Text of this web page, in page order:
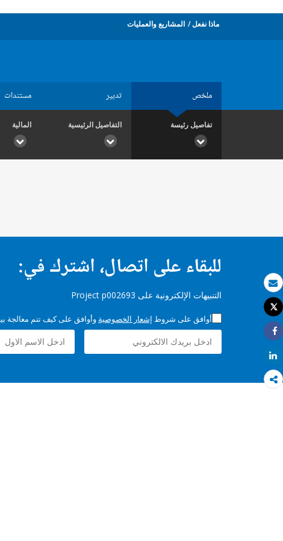
بريد الكتروني
طباعة
Tweet
Share
Share
ماذا نفعل المشاريع والعمليات
ملخص تدبير مستندات
تفاصيل رئيسة التفاصيل الرئيسية المالية
للبقاء على اتصال، اشترك في:
التنبيهات الإلكترونية على Project p002693
أوافق على شروط إشعار الخصوصية وأوافق على كيف تتم معالجة